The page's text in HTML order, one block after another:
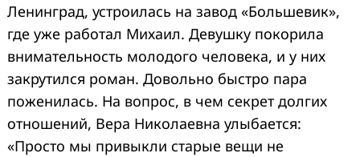
Ленинград, устроилась на завод «Большевик»,
где уже работал Михаил. Девушку покорила
внимательность молодого человека, и у них
закрутился роман. Довольно быстро пара
поженилась. На вопрос, в чем секрет долгих
отношений, Вера Николаевна улыбается:
«Просто мы привыкли старые вещи не